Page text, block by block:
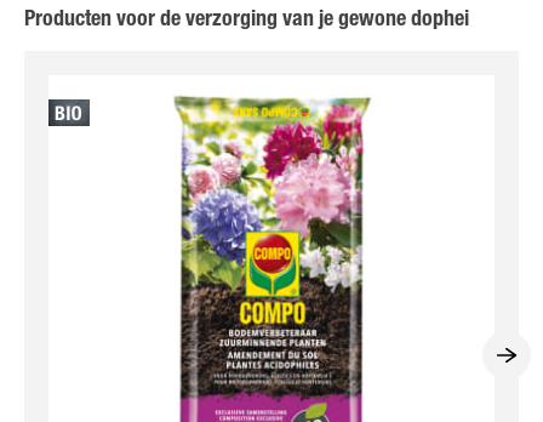
Producten voor de verzorging van je gewone dophei